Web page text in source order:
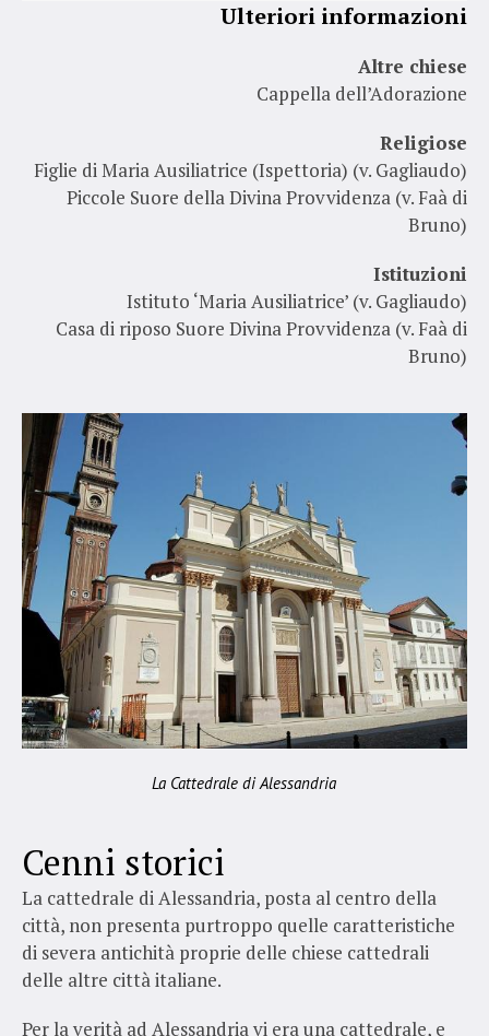
Ulteriori informazioni
Altre chiese
Cappella dell’Adorazione
Religiose
Figlie di Maria Ausiliatrice (Ispettoria) (v. Gagliaudo)
Piccole Suore della Divina Provvidenza (v. Faà di
Bruno)
Istituzioni
Istituto ‘Maria Ausiliatrice’ (v. Gagliaudo)
Casa di riposo Suore Divina Provvidenza (v. Faà di
Bruno)
La Cattedrale di Alessandria
Cenni storici
La cattedrale di Alessandria, posta al centro della
città, non presenta purtroppo quelle caratteristiche
di severa antichità proprie delle chiese cattedrali
delle altre città italiane.
Per la verità ad Alessandria vi era una cattedrale, e